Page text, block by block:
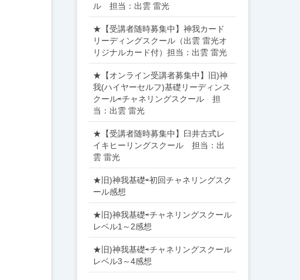
ル 担当：出雲 雷光
★【受講者随時募集中】神我カード
リーディングスクール（出雲 雷光オ
リジナルカード付）担当：出雲 雷光
★【オンライン受講者募集中】旧)神
我(ハイヤーセルフ)基礎リーディンス
クール⇨チャネリングスクール 担
当：出雲 雷光
★【受講者随時募集中】臼井古式レ
イキヒーリングスクール 担当：出
雲 雷光
★旧)神我基礎⇨初回チャネリングスク
ール感想
★旧)神我基礎⇨チャネリングスクール
レベル1～2感想
★旧)神我基礎⇨チャネリングスクール
レベル3～4感想